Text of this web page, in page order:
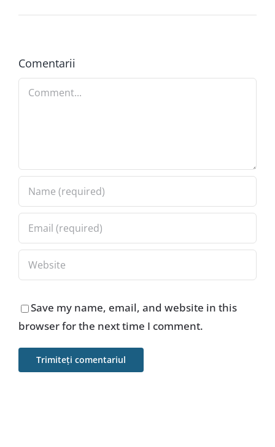
Comentarii
Comment
Save my name, email, and website in this
browser for the next time I comment.